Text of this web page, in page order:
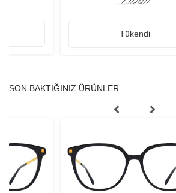
Tükendi
SON BAKTIĞINIZ ÜRÜNLER